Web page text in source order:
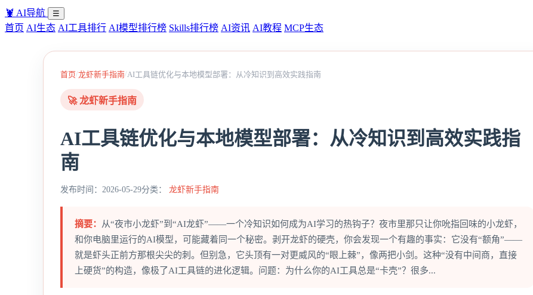
🦞 AI导航 ☰
首页 AI生态 AI工具排行 AI模型排行榜 Skills排行榜 AI资讯 AI教程 MCP生态
首页/龙虾新手指南/AI工具链优化与本地模型部署：从冷知识到高效实践指南
🚀 龙虾新手指南
AI工具链优化与本地模型部署：从冷知识到高效实践指
南
发布时间：2026-05-29分类： 龙虾新手指南
摘要：
从“夜市小龙虾”到“AI龙虾”——一个冷知识如何成为AI学习的热钩子？夜市里那只让你吮指回味的小龙虾，
和你电脑里运行的AI模型，可能藏着同一个秘密。剥开龙虾的硬壳，你会发现一个有趣的事实：它没有“额角”——
就是虾头正前方那根尖尖的刺。但别急，它头顶有一对更威风的“眼上棘”，像两把小剑。这种“没有中间商，直接
上硬货”的构造，像极了AI工具链的进化逻辑。问题：为什么你的AI工具总是“卡壳”？很多...